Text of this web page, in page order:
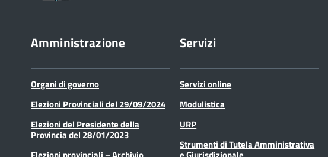
Amministrazione
Organi di governo
Elezioni Provinciali del 29/09/2024
Elezioni del Presidente della
Provincia del 28/01/2023
Servizi
Servizi online
Modulistica
URP
Strumenti di Tutela Amministrativa